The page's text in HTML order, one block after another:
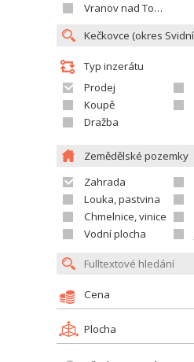
Vranov nad Topľou
Typ inzerátu
Prodej
Koupě
Dražba
Zemědělské pozemky
Zahrada
Louka, pastvina
Chmelnice, vinice
Vodní plocha
Cena
Plocha